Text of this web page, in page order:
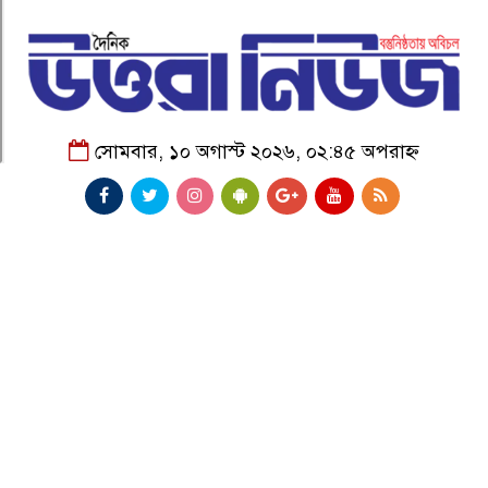
সোমবার, ১০ অগাস্ট ২০২৬, ০২:৪৫ অপরাহ্ন